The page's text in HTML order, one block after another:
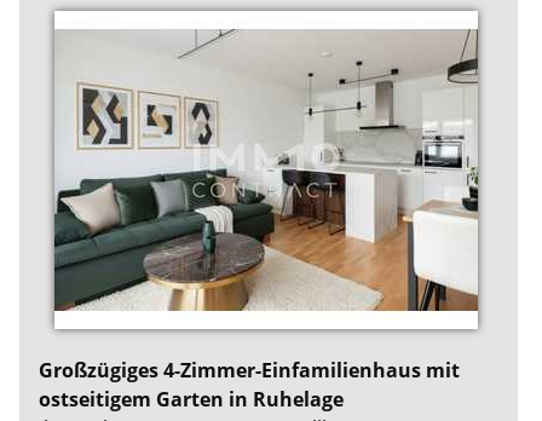
Großzügiges 4-Zimmer-Einfamilienhaus mit
ostseitigem Garten in Ruhelage